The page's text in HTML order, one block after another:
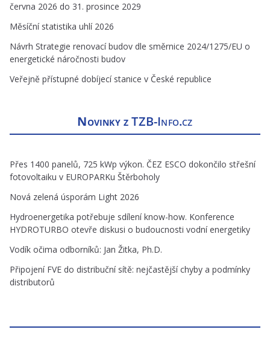
června 2026 do 31. prosince 2029
Měsíční statistika uhlí 2026
Návrh Strategie renovací budov dle směrnice 2024/1275/EU o
energetické náročnosti budov
Veřejně přístupné dobíjecí stanice v České republice
Novinky zTZB-Info.cz
Přes 1400 panelů, 725 kWp výkon. ČEZ ESCO dokončilo střešní
fotovoltaiku v EUROPARKu Štěrboholy
Nová zelená úsporám Light 2026
Hydroenergetika potřebuje sdílení know-how. Konference
HYDROTURBO otevře diskusi o budoucnosti vodní energetiky
Vodík očima odborníků: Jan Žitka, Ph.D.
Připojení FVE do distribuční sítě: nejčastější chyby a podmínky
distributorů